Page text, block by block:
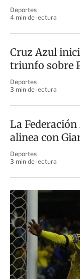
Deportes
4 min de lectura
Cruz Azul
triunfo sobre
Deportes
3 min de lectura
La
alinea con
Deportes
3 min de lectura